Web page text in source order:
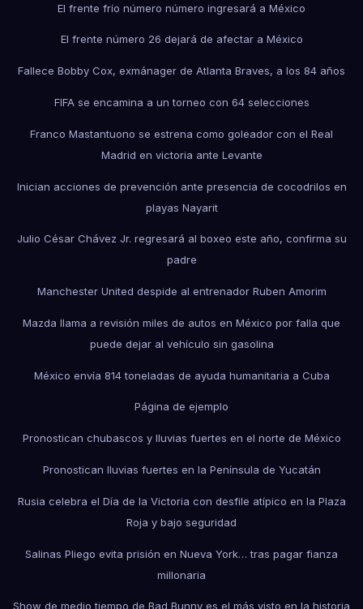
El frente frío número número ingresará a México
El frente número 26 dejará de afectar a México
Fallece Bobby Cox, exmánager de Atlanta Braves, a los 84 años
FIFA se encamina a un torneo con 64 selecciones
Franco Mastantuono se estrena como goleador con el Real
Madrid en victoria ante Levante
Inician acciones de prevención ante presencia de cocodrilos en
playas Nayarit
Julio César Chávez Jr. regresará al boxeo este año, confirma su
padre
Manchester United despide al entrenador Ruben Amorim
Mazda llama a revisión miles de autos en México por falla que
puede dejar al vehículo sin gasolina
México envía 814 toneladas de ayuda humanitaria a Cuba
Página de ejemplo
Pronostican chubascos y lluvias fuertes en el norte de México
Pronostican lluvias fuertes en la Península de Yucatán
Rusia celebra el Día de la Victoria con desfile atípico en la Plaza
Roja y bajo seguridad
Salinas Pliego evita prisión en Nueva York… tras pagar fianza
millonaria
Show de medio tiempo de Bad Bunny es el más visto en la historia